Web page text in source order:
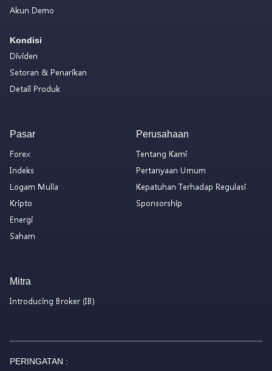
Akun Demo
Kondisi
Dividen
Setoran & Penarikan
Detail Produk
Pasar
Forex
Indeks
Logam Mulia
Kripto
Energi
Saham
Perusahaan
Tentang Kami
Pertanyaan Umum
Kepatuhan Terhadap Regulasi
Sponsorship
Mitra
Introducing Broker (IB)
PERINGATAN :